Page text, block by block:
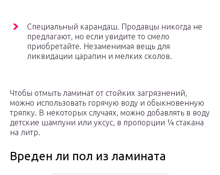
Специальный карандаш. Продавцы никогда не
предлагают, но если увидите то смело
приобретайте. Незаменимая вещь для
ликвидации царапин и мелких сколов.
Чтобы отмыть ламинат от стойких загрязнений,
можно использовать горячую воду и обыкновенную
тряпку. В некоторых случаях, можно добавлять в воду
детские шампуни или уксус, в пропорции ¼ стакана
на литр.
Вреден ли пол из ламината